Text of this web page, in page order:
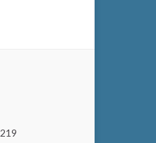
219